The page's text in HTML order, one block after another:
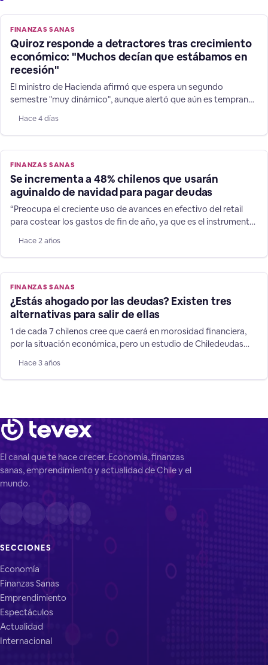
FINANZAS SANAS
Quiroz responde a detractores tras crecimiento
económico: "Muchos decían que estábamos en
recesión"
El ministro de Hacienda afirmó que espera un segundo
semestre "muy dinámico", aunque alertó que aún es temprano
de 1,8% para la expansión de las finanzas chilenas.
Hace 4 días
FINANZAS SANAS
Se incrementa a 48% chilenos que usarán
aguinaldo de navidad para pagar deudas
“Preocupa el creciente uso de avances en efectivo del retail
para costear los gastos de fin de año, ya que es el instrumento
Chiledeudas.cl. Tanto navidad y vacaciones suman relevantes
gastos, y durante 2022, 80% de los chilenos afirmaron que
debieron endeudarse para solventarlos, usando
Hace 2 años
FINANZAS SANAS
¿Estás ahogado por las deudas? Existen tres
alternativas para salir de ellas
1 de cada 7 chilenos cree que caerá en morosidad financiera,
por la situación económica, pero un estudio de Chiledeudas
Según un nuevo estudio de Chiledeudas, aplicado a 3.000
personas en el país, el 72% de los chilenos cree que caerá en
Hace 3 años
El canal que te hace crecer. Economía, finanzas
sanas, emprendimiento y actualidad de Chile y el
mundo.
SECCIONES
Economía
Finanzas Sanas
Emprendimiento
Espectáculos
Actualidad
Internacional